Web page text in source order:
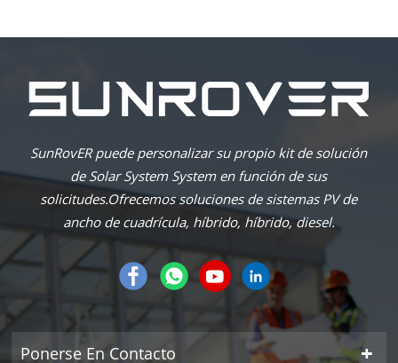
SunRovER puede personalizar su propio kit de solución
de Solar System System en función de sus
solicitudes.Ofrecemos soluciones de sistemas PV de
ancho de cuadrícula, híbrido, híbrido, diesel.
Ponerse En Contacto